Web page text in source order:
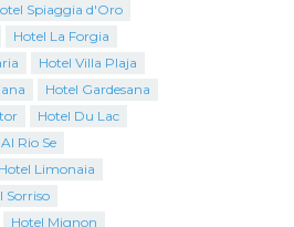
Spiaggia d'Oro
Hotel La Forgia
Hotel Villa Plaja
Hotel Gardesana
Hotel Du Lac
Rio Se
Hotel Limonaia
Sorriso
Hotel Mignon